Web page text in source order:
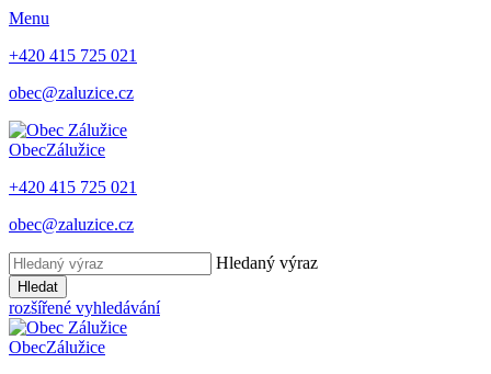
Menu
+420 415 725 021
obec@zaluzice.cz
ObecZálužice
+420 415 725 021
obec@zaluzice.cz
Hledaný výraz
Hledat
rozšířené vyhledávání
ObecZálužice